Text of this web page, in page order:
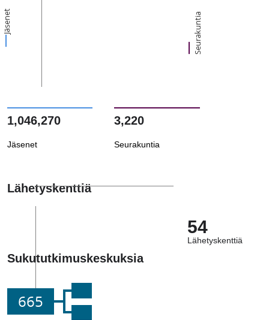
Jäsenet Seurakuntia
1,046,270
Jäsenet
3,220
Seurakuntia
Lähetyskenttiä
54
Lähetyskenttiä
Sukututkimuskeskuksia
665